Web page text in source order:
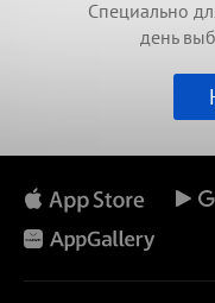
Специально
день